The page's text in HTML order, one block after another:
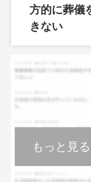
方的に葬儀
きない
もっと見る